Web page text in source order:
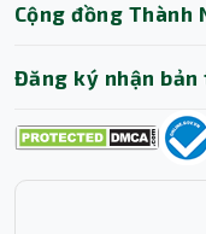
Cộng đồng Thành
Đăng ký nhận